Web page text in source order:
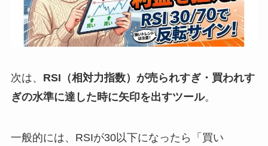
次は、 RSI（相対力指数）が売られすぎ・買われす
ぎの水準に達した時に矢印を出すツール。
一般的には、RSIが30以下になったら「買い